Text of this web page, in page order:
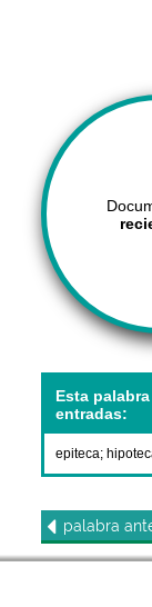
Esta
entradas:
epiteca;
palabra